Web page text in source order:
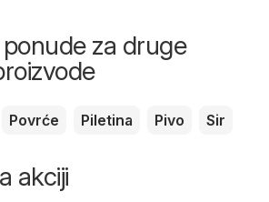
za druge
Povrće Piletina Pivo Sir
akciji